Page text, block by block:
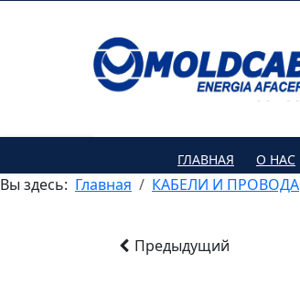
ГЛАВНАЯ О НАС
Вы здесь: Главная КАБЕЛИ И ПРОВОДА
Предыдущий